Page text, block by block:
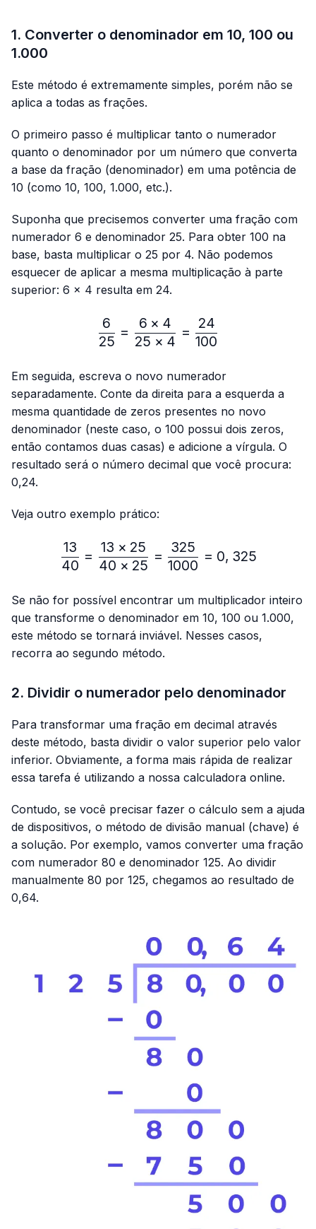
1. Converter o denominador em 10, 100 ou
1.000
Este método é extremamente simples, porém não se
aplica a todas as frações.
O primeiro passo é multiplicar tanto o numerador
quanto o denominador por um número que converta
a base da fração (denominador) em uma potência de
10 (como 10, 100, 1.000, etc.).
Suponha que precisemos converter uma fração com
numerador 6 e denominador 25. Para obter 100 na
base, basta multiplicar o 25 por 4. Não podemos
esquecer de aplicar a mesma multiplicação à parte
superior: 6 × 4 resulta em 24.
\frac{6}{25}=\frac{6 ×
25
6
=
25 × 4
6 × 4
=
100
24
Em seguida, escreva o novo numerador
separadamente. Conte da direita para a esquerda a
mesma quantidade de zeros presentes no novo
denominador (neste caso, o 100 possui dois zeros,
então contamos duas casas) e adicione a vírgula. O
resultado será o número decimal que você procura:
0,24.
Veja outro exemplo prático:
\frac{13}{40}=\frac{13
40
13
=
40 × 25
13 × 25
=
1000
325
= 0, 325
Se não for possível encontrar um multiplicador inteiro
que transforme o denominador em 10, 100 ou 1.000,
este método se tornará inviável. Nesses casos,
recorra ao segundo método.
2. Dividir o numerador pelo denominador
Para transformar uma fração em decimal através
deste método, basta dividir o valor superior pelo valor
inferior. Obviamente, a forma mais rápida de realizar
essa tarefa é utilizando a nossa calculadora online.
Contudo, se você precisar fazer o cálculo sem a ajuda
de dispositivos, o método de divisão manual (chave) é
a solução. Por exemplo, vamos converter uma fração
com numerador 80 e denominador 125. Ao dividir
manualmente 80 por 125, chegamos ao resultado de
0,64.